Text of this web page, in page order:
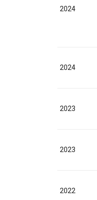
2024
2024
2023
2023
2022